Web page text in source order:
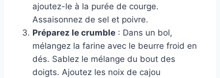
ajoutez-le à la purée de courge.
Assaisonnez de sel et poivre.
Préparez le crumble : Dans un bol,
mélangez la farine avec le beurre froid en
dés. Sablez le mélange du bout des
doigts. Ajoutez les noix de cajou